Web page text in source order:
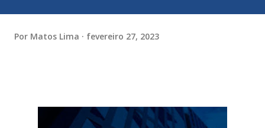
Por Matos Lima fevereiro 27, 2023